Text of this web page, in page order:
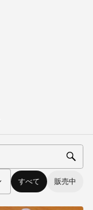
すべて 販売中